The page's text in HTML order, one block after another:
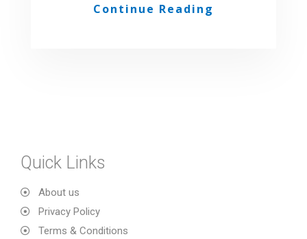
Continue Reading
Quick Links
About us
Privacy Policy
Terms & Conditions